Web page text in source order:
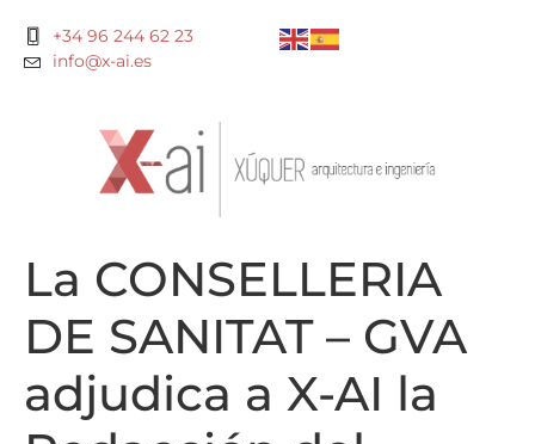
+34 96 244 62 23
info@x-ai.es
La CONSELLERIA
DE SANITAT – GVA
adjudica a X-AI la